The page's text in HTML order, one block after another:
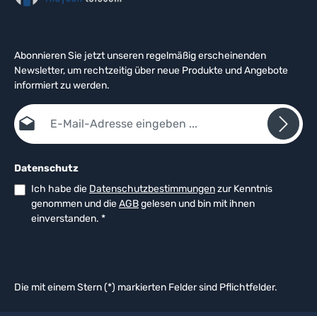
Abonnieren Sie jetzt unseren regelmäßig erscheinenden
Newsletter, um rechtzeitig über neue Produkte und Angebote
informiert zu werden.
E-Mail-Adresse*
Datenschutz
Ich habe die Datenschutzbestimmungenzur Kenntnis
genommen und dieAGBgelesen und bin mit ihnen
einverstanden. *
Die mit einem Stern (*) markierten Felder sind Pflichtfelder.